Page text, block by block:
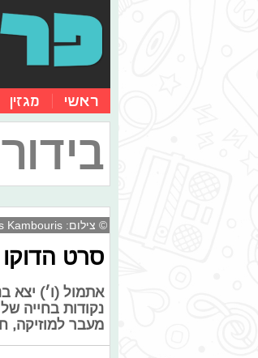
ראשי מגזין
בידור
© צילום: Gettyimages.IL/Dimitrios Kambouris
סרט הדוקו
אתמול (ו׳) יצא
נקודות בחייה
מעבר למוזיקה,